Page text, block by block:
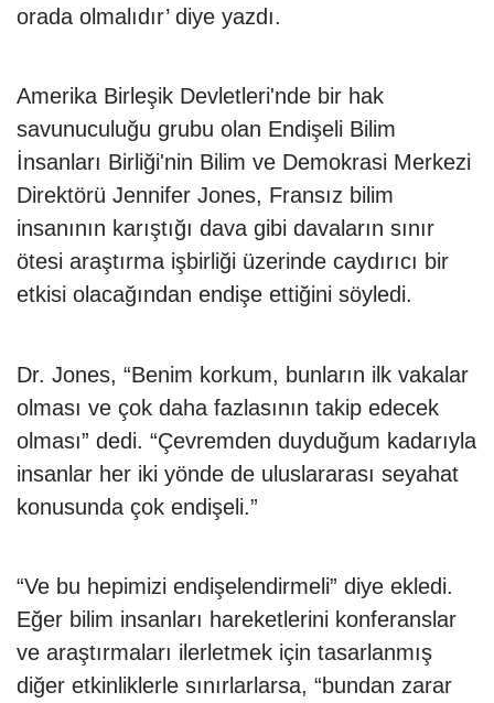
orada olmalıdır’ diye yazdı.
Amerika Birleşik Devletleri'nde bir hak
savunuculuğu grubu olan Endişeli Bilim
İnsanları Birliği'nin Bilim ve Demokrasi Merkezi
Direktörü Jennifer Jones, Fransız bilim
insanının karıştığı dava gibi davaların sınır
ötesi araştırma işbirliği üzerinde caydırıcı bir
etkisi olacağından endişe ettiğini söyledi.
Dr. Jones, “Benim korkum, bunların ilk vakalar
olması ve çok daha fazlasının takip edecek
olması” dedi. “Çevremden duyduğum kadarıyla
insanlar her iki yönde de uluslararası seyahat
konusunda çok endişeli.”
“Ve bu hepimizi endişelendirmeli” diye ekledi.
Eğer bilim insanları hareketlerini konferanslar
ve araştırmaları ilerletmek için tasarlanmış
diğer etkinliklerle sınırlarlarsa, “bundan zarar